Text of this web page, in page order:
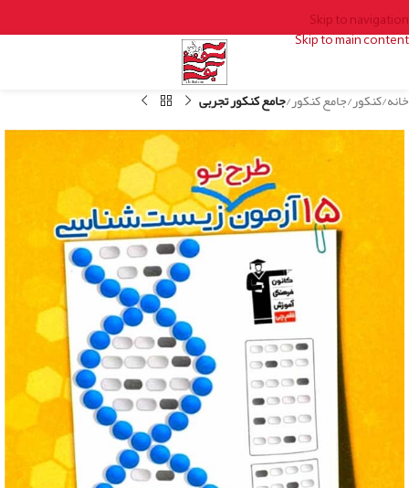
Skip to navigation
Skip to main content
خانه کنکور جامع کنکور جامع کنکور تجربی